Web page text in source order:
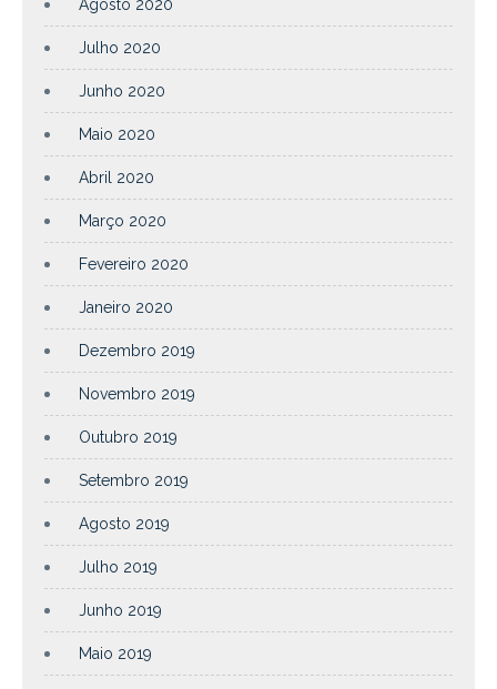
Agosto 2020
Julho 2020
Junho 2020
Maio 2020
Abril 2020
Março 2020
Fevereiro 2020
Janeiro 2020
Dezembro 2019
Novembro 2019
Outubro 2019
Setembro 2019
Agosto 2019
Julho 2019
Junho 2019
Maio 2019